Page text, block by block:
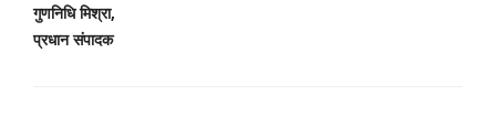
गुणनिधि मिश्रा,
प्रधान संपादक